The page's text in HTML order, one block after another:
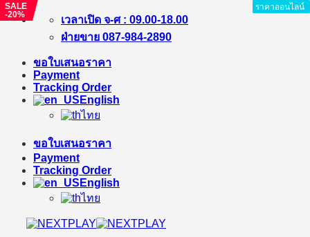
Skip
เวลาเปิด จ-ศ : 09.00-18.00
ฝ่ายขาย 087-984-2890
ขอใบเสนอราคา
Payment
Tracking Order
English
ไทย
ขอใบเสนอราคา
Payment
Tracking Order
English
ไทย
ราคาออนไลน์
ราคาออนไลน์
ราคาออนไลน์
ราคาออนไลน์
SALE
-20%
ราคาออนไลน์
ราคาออนไลน์
ราคาออนไลน์
ราคาออนไลน์
ราคาออนไลน์